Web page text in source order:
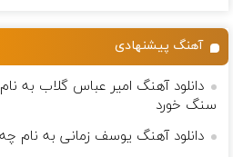
آهنگ پیشنهادی
دانلود آهنگ امیر عباس گلاب به
سنگ خورد
دانلود آهنگ یوسف زمانی به نام چه